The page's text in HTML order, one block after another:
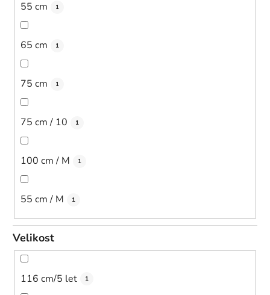
55 cm 1
65 cm 1
75 cm 1
75 cm / 10 1
100 cm / M 1
55 cm / M 1
Velikost
116 cm/5 let 1